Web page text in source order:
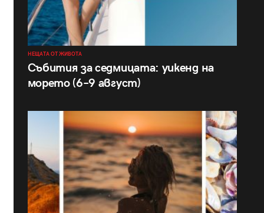
НЕЩАТА ОТ ЖИВОТА
Събития за седмицата: уикенд на
морето (6–9 август)